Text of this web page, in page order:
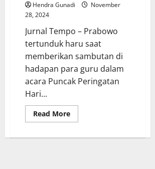
Hendra Gunadi
November
28, 2024
Jurnal Tempo – Prabowo
tertunduk haru saat
memberikan sambutan di
hadapan para guru dalam
acara Puncak Peringatan
Hari...
Read MoreRead
more
Tertunduk